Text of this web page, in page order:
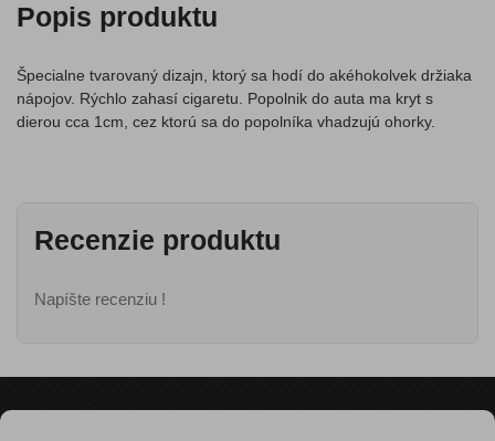
Popis produktu
Špecialne tvarovaný dizajn, ktorý sa hodí do akéhokolvek držiaka
nápojov. Rýchlo zahasí cigaretu. Popolnik do auta ma kryt s
dierou cca 1cm, cez ktorú sa do popolníka vhadzujú ohorky.
Recenzie produktu
Napíšte recenziu !